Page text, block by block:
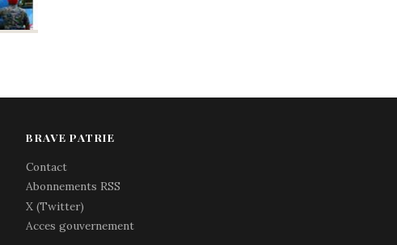
BRAVE PATRIE
Contact
Abonnements RSS
X (Twitter)
Acces gouvernement